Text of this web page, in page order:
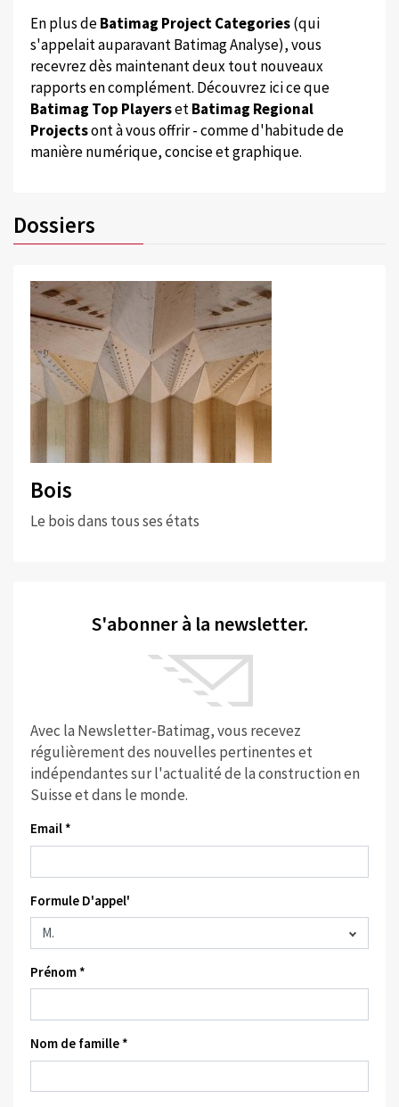
En plus deBatimag Project Categories(qui
s'appelait auparavant Batimag Analyse), vous
recevrez dès maintenant deux tout nouveaux
rapports en complément. Découvrez ici ce que
Batimag Top PlayersetBatimag Regional
Projectsont à vous offrir - comme d'habitude de
manière numérique, concise et graphique.
Dossiers
Bois
Le bois dans tous ses états
S'abonner à la newsletter.
Avec la Newsletter-Batimag, vous recevez
régulièrement des nouvelles pertinentes et
indépendantes sur l'actualité de la construction en
Suisse et dans le monde.
Email *
Formule D'appel'
Prénom *
Nom de famille *